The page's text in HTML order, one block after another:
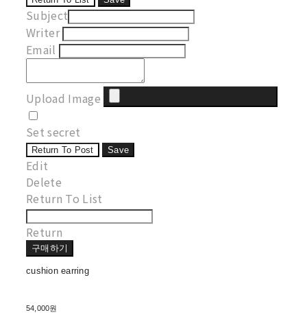
Subject
Writer
Email
Upload Image
Set secret
Return To Post Save
Edit
Delete
Return To List
Return
구매하기
cushion earring
54,000원